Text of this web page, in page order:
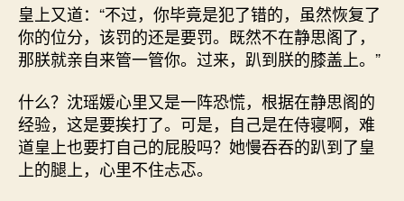
皇上又道：“不过，你毕竟是犯了错的，虽然恢复了
你的位分，该罚的还是要罚。既然不在静思阁了，
那朕就亲自来管一管你。过来，趴到朕的膝盖上。”
什么？沈瑶媛心里又是一阵恐慌，根据在静思阁的
经验，这是要挨打了。可是，自己是在侍寝啊，难
道皇上也要打自己的屁股吗？她慢吞吞的趴到了皇
上的腿上，心里不住忐忑。